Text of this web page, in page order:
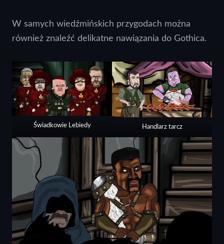
W samych wiedźmińskich przygodach można
również znaleźć delikatne nawiązania do Gothica.
Świadkowie Lebiedy Handlarz tarcz